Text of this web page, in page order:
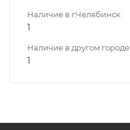
Наличие в г.Челябинск
1
Наличие в другом городе
1